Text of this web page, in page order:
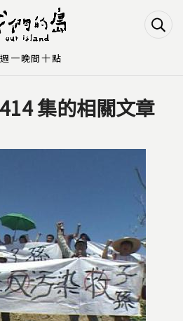
to Navigation
to Main content
集的相關文章
一晚間十點